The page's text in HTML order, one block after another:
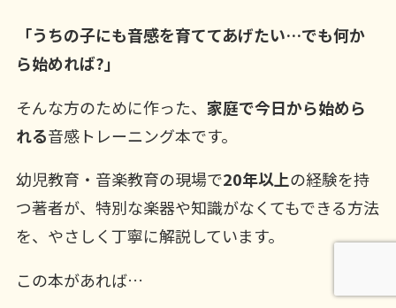
「うちの子にも音感を育ててあげたい…でも何か
ら始めれば?」
そんな方のために作った、 家庭で今日から始めら
れる音感トレーニング本です。
幼児教育・音楽教育の現場で20年以上の経験を持
つ著者が、特別な楽器や知識がなくてもできる方法
を、やさしく丁寧に解説しています。
この本があれば…